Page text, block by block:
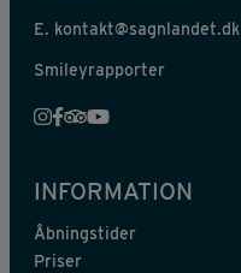
E. kontakt@sagnlandet.dk
Smileyrapporter
INFORMATION
Åbningstider
Priser